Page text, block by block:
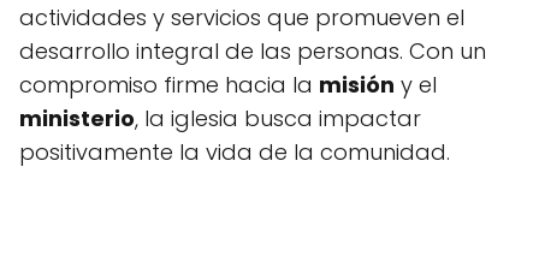
actividades y servicios que promueven el
desarrollo integral de las personas. Con un
compromiso firme hacia la misión y el
ministerio, la iglesia busca impactar
positivamente la vida de la comunidad.